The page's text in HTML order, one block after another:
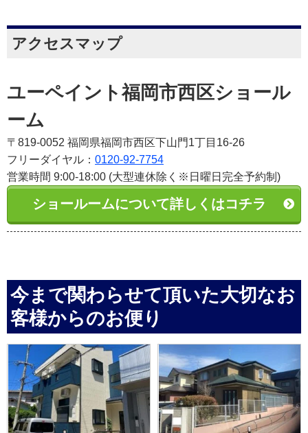
アクセスマップ
ユーペイント福岡市西区ショール
ーム
〒819-0052 福岡県福岡市西区下山門1丁目16-26
フリーダイヤル： 0120-92-7754
営業時間 9:00-18:00 (大型連休除く※日曜日完全予約制)
ショールームについて詳しくはコチラ
今まで関わらせて頂いた大切なお
客様からのお便り